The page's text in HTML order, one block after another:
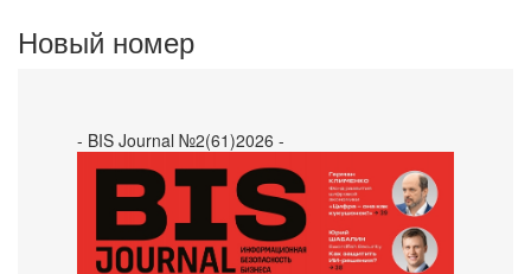
Новый номер
- BIS Journal №2(61)2026 -